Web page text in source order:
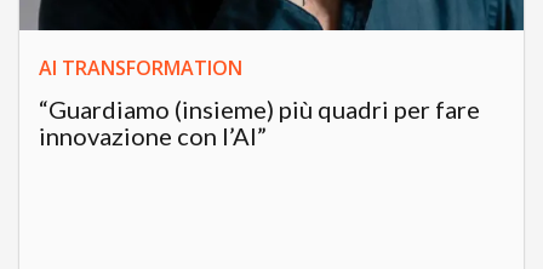
AI TRANSFORMATION
“Guardiamo (insieme) più quadri per fare
innovazione con l’AI”